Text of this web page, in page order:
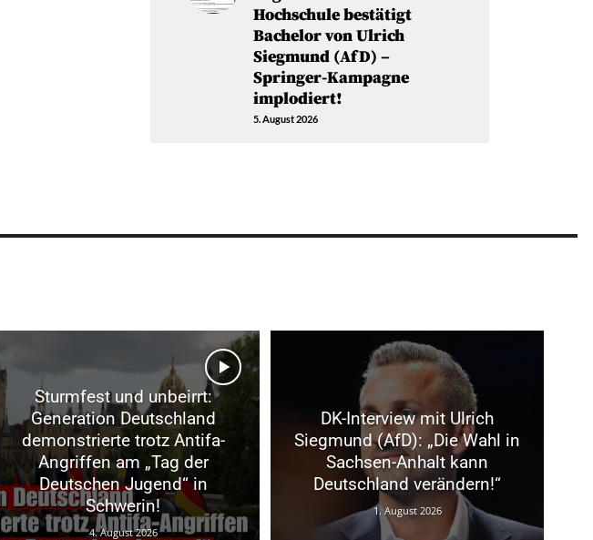
Hochschule bestätigt
Bachelor von Ulrich
Siegmund (AfD) –
Springer-Kampagne
implodiert!
5. August 2026
Sturmfest und unbeirrt:
Generation Deutschland
demonstrierte trotz Antifa-
Angriffen am „Tag der
Deutschen Jugend“ in
Schwerin!
4. August 2026
DK-Interview mit Ulrich
Siegmund (AfD): „Die Wahl in
Sachsen-Anhalt kann
Deutschland verändern!“
1. August 2026